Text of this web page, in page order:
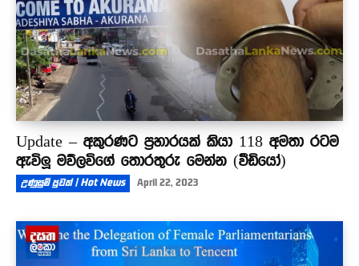
Update – අකුරණට ප්‍රහාරයක් කියා 118 අමතා රටම
ඇවිලූ මව්ලවිගේ තොරතුරු මෙන්න (වීඩියෝ)
උණුසුම් පුවත් | Hot News April 22, 2023